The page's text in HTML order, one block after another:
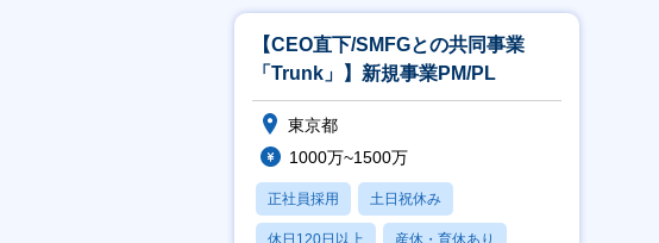
【CEO直下/SMFGとの共同事業
「Trunk」】新規事業PM/PL
東京都
1000万~1500万
正社員採用 土日祝休み
休日120日以上 産休・育休あり